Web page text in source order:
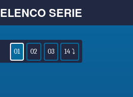
ELENCO SERIE
01 02 03 14 ⤵